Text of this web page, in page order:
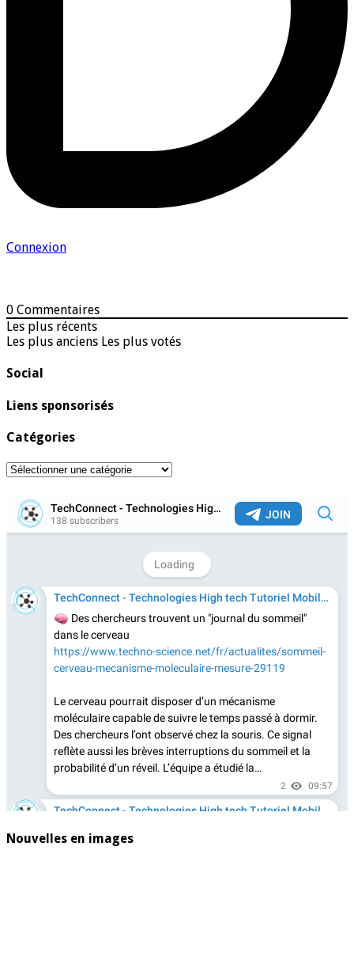
Connexion
0 Commentaires
Les plus récents
Les plus anciens Les plus votés
Social
Liens sponsorisés
Catégories
Catégories
Nouvelles en images